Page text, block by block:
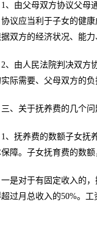
1、由父母双方协议父母
议应当利于子女的健
双方的经济状况、能
2、由人民法院判决双方
际需要、父母双方的
三、关于抚养费的几个问
1、抚养费的数额子女抚
障。子女抚育费的数
一是对于有固定收入的
过月总收入的50%。